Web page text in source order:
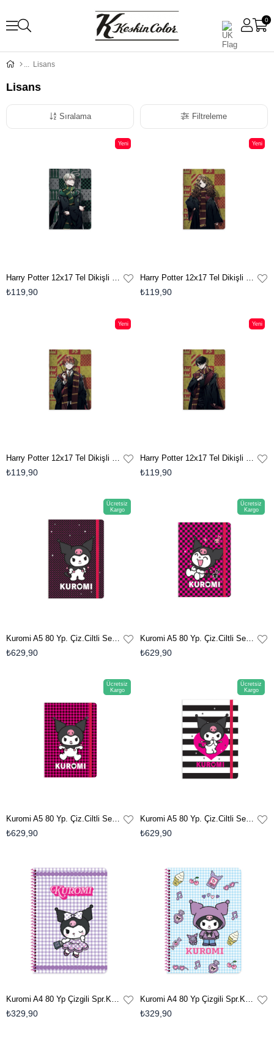
0
Lisans
Lisans
Filtreleme
Sıralama
Harry Potter 12x17 Tel Dikişli Not Defteri - Draco
₺119,90
Yeni
Harry Potter 12x17 Tel Dikişli Not Defteri - Hermione
₺119,90
Yeni
Harry Potter 12x17 Tel Dikişli Not Defteri - Ron
₺119,90
Yeni
Harry Potter 12x17 Tel Dikişli Not Defteri - Harry
₺119,90
Yeni
Kuromi A5 80 Yp. Çiz.Ciltli Sert Kapak Defter - No:4
₺629,90
Ücretsiz
Kargo
Kuromi A5 80 Yp. Çiz.Ciltli Sert Kapak Defter - No:3
₺629,90
Ücretsiz
Kargo
Kuromi A5 80 Yp. Çiz.Ciltli Sert Kapak Defter - No:2
₺629,90
Ücretsiz
Kargo
Kuromi A5 80 Yp. Çiz.Ciltli Sert Kapak Defter - No:1
₺629,90
Ücretsiz
Kargo
Kuromi A4 80 Yp Çizgili Spr.Karton Kapak Defter - Mor
₺329,90
Kuromi A4 80 Yp Çizgili Spr.Karton Kapak Defter - Mavi
₺329,90